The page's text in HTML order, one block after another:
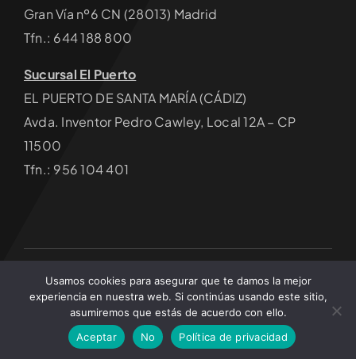
Gran Vía nº6 CN (28013) Madrid
Tfn.: 644 188 800
Sucursal El Puerto
EL PUERTO DE SANTA MARÍA (CÁDIZ)
Avda. Inventor Pedro Cawley, Local 12A – CP
11500
Tfn.: 956 104 401
© 2026 • Articlima Energía por Estímulo Kreativo • Todos
los derechos reservados
Usamos cookies para asegurar que te damos la mejor
experiencia en nuestra web. Si continúas usando este sitio,
asumiremos que estás de acuerdo con ello.
Aceptar
No Política de privacidad